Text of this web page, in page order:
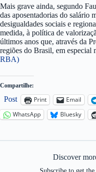
Mais grave ainda, segundo
das aposentadorias do salário
desigualdades sociais e
medida, à política de
últimos anos que, através da
regiões do Brasil, em especial
RBA)
Compartilhe:
Post Print Email
WhatsApp
Bluesky
Discover